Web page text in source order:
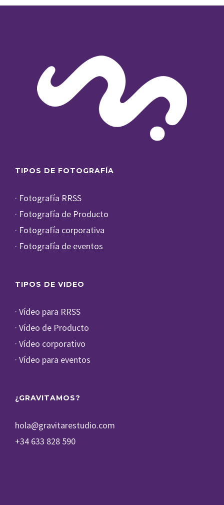
TIPOS DE FOTOGRAFÍA
· Fotografía RRSS
· Fotografía de Producto
· Fotografía corporativa
· Fotografía de eventos
TIPOS DE VIDEO
· Vídeo para RRSS
· Vídeo de Producto
· Vídeo corporativo
· Vídeo para eventos
¿GRAVITAMOS?
hola@gravitarestudio.com
+34 633 828 590